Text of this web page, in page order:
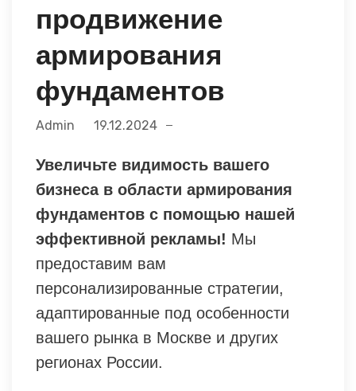
продвижение
армирования
фундаментов
Admin 19.12.2024
Увеличьте видимость вашего
бизнеса в области армирования
фундаментов с помощью нашей
эффективной рекламы! Мы
предоставим вам
персонализированные стратегии,
адаптированные под особенности
вашего рынка в Москве и других
регионах России.